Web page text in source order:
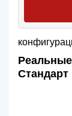
Стандарт